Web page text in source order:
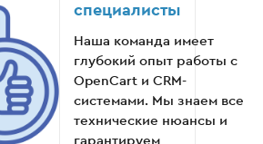
стабильности и корректности
и обеспечение
оптимизаций в случае
специалисты
Наша команда имеет
глубокий опыт работы с
OpenCart и CRM-
системами. Мы знаем все
технические нюансы и
гарантируем